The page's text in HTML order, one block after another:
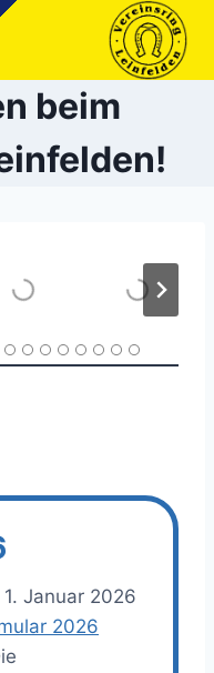
beim
Januar 2026
2026